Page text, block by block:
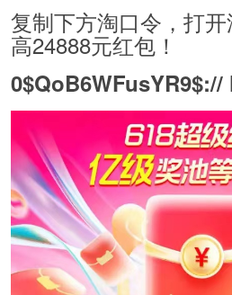
复制下方淘口令，打
高24888元红包！
0$QoB6WFusYR9$://